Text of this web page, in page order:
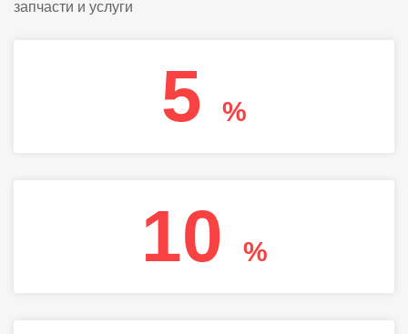
запчасти и услуги
5 %
10 %